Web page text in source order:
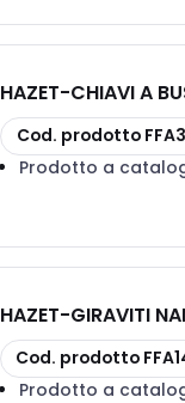
HAZET-CHIAVI A
copia
Cod. prodotto
Prodotto a
HAZET-GIRAVITI
copia
Cod. prodotto
Prodotto a